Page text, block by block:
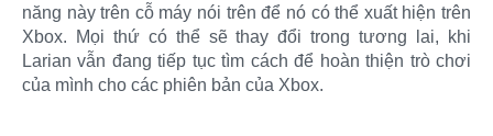
năng này trên cỗ máy nói trên để nó có thể xuất hiện trên
Xbox. Mọi thứ có thể sẽ thay đổi trong tương lai, khi
Larian vẫn đang tiếp tục tìm cách để hoàn thiện trò chơi
của mình cho các phiên bản của Xbox.